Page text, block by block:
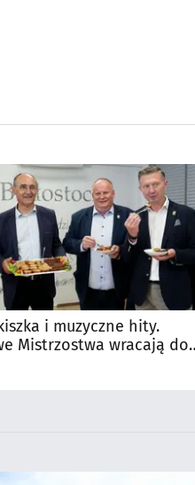
i muzyczne hity.
Mistrzostwa wracają do